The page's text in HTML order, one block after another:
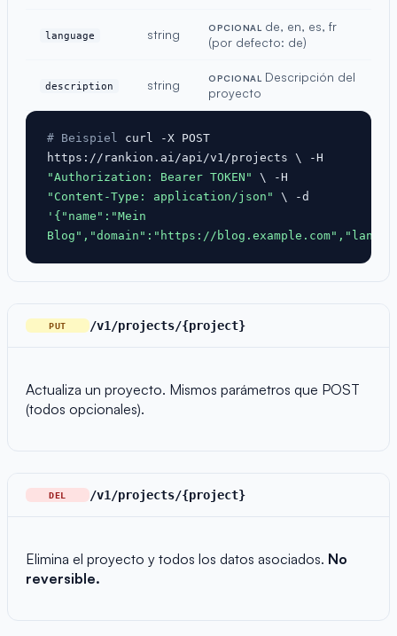
language string OPCIONAL de, en, es, fr
(por defecto: de)
description string OPCIONAL Descripción del
proyecto
# Beispiel
curl -X POST
https://rankion.ai/api/v1/projects \ -H
"Authorization: Bearer TOKEN"
\ -H
"Content-Type: application/json"
\ -d
'{"name":"Mein
Blog","domain":"https://
PUT /v1/projects/{project}
Actualiza un proyecto. Mismos parámetros que POST
(todos opcionales).
DEL /v1/projects/{project}
Elimina el proyecto y todos los datos asociados. No
reversible.